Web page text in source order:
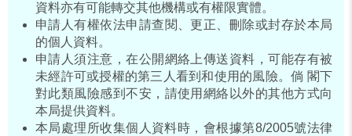
資料亦有可能轉交其他機構或有權限實體。
申請人有權依法申請查閱、更正、刪除或封存於本局
的個人資料。
申請人須注意，在公開網絡上傳送資料，可能存有被
未經許可或授權的第三人看到和使用的風險。倘 閣下
對此類風險感到不安，請使用網絡以外的其他方式向
本局提供資料。
本局處理所收集個人資料時，會根據第8/2005號法律